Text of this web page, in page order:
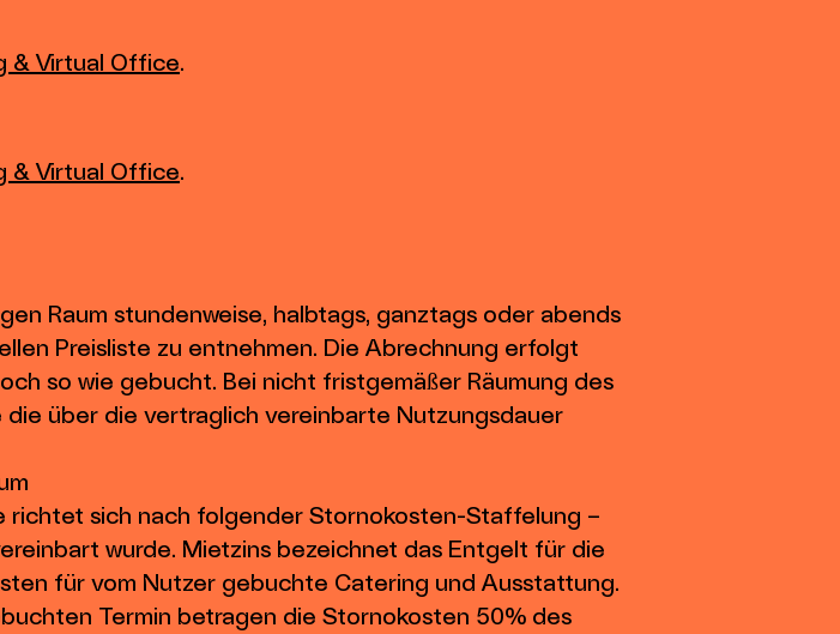
& Virtual Office.
& Virtual Office.
Raum stundenweise, halbtags, ganztags oder abends
Preisliste zu entnehmen. Die Abrechnung erfolgt
so wie gebucht. Bei nicht fristgemäßer Räumung des
die über die vertraglich vereinbarte Nutzungsdauer
richtet sich nach folgender Stornokosten-Staffelung –
wurde. Mietzins bezeichnet das Entgelt für die
für vom Nutzer gebuchte Catering und Ausstattung.
Termin betragen die Stornokosten 50% des